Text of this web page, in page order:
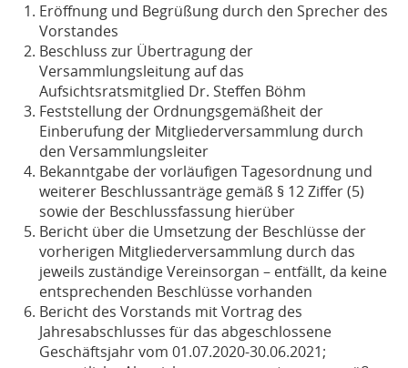
Eröffnung und Begrüßung durch den Sprecher des
Vorstandes
Beschluss zur Übertragung der
Versammlungsleitung auf das
Aufsichtsratsmitglied Dr. Steffen Böhm
Feststellung der Ordnungsgemäßheit der
Einberufung der Mitgliederversammlung durch
den Versammlungsleiter
Bekanntgabe der vorläufigen Tagesordnung und
weiterer Beschlussanträge gemäß § 12 Ziffer (5)
sowie der Beschlussfassung hierüber
Bericht über die Umsetzung der Beschlüsse der
vorherigen Mitgliederversammlung durch das
jeweils zuständige Vereinsorgan – entfällt, da keine
entsprechenden Beschlüsse vorhanden
Bericht des Vorstands mit Vortrag des
Jahresabschlusses für das abgeschlossene
Geschäftsjahr vom 01.07.2020-30.06.2021;